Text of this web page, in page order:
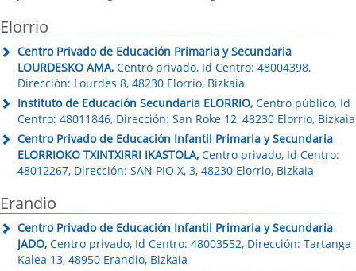
Elorrio
Centro Privado de Educación Primaria y Secundaria
LOURDESKO AMA, Centro privado, Id Centro: 48004398,
Dirección: Lourdes 8, 48230 Elorrio, Bizkaia
Instituto de Educación Secundaria ELORRIO, Centro público, Id
Centro: 48011846, Dirección: San Roke 12, 48230 Elorrio, Bizkaia
Centro Privado de Educación Infantil Primaria y Secundaria
ELORRIOKO TXINTXIRRI IKASTOLA, Centro privado, Id Centro:
48012267, Dirección: SAN PIO X, 3, 48230 Elorrio, Bizkaia
Erandio
Centro Privado de Educación Infantil Primaria y Secundaria
JADO, Centro privado, Id Centro: 48003552, Dirección: Tartanga
Kalea 13, 48950 Erandio, Bizkaia